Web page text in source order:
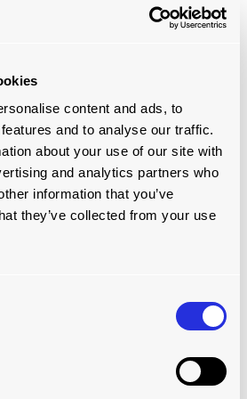
content and ads, to
and to analyse our traffic.
about your use of our site with
and analytics partners who
information that you’ve
they’ve collected from your use
sur les
chargement
avec l'un de nos
Systèmes de